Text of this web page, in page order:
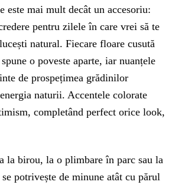
este mai mult decât un accesoriu:
pentru zilele în care vrei să te
natural. Fiecare floare cusută
o poveste aparte, iar nuanțele
de prospețimea grădinilor
naturii. Accentele colorate
completând perfect orice look,
la birou, la o plimbare în parc sau la
potrivește de minune atât cu părul